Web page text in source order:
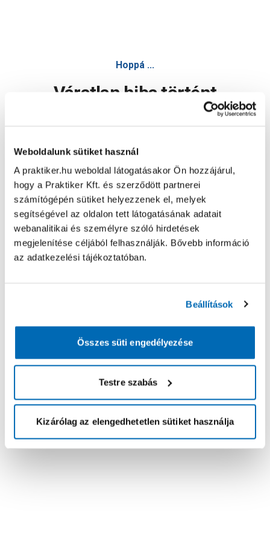
Weboldalunk sütiket használ
A praktiker.hu weboldal látogatásakor Ön hozzájárul,
hogy a Praktiker Kft. és szerződött partnerei
számítógépén sütiket helyezzenek el, melyek
segítségével az oldalon tett látogatásának adatait
webanalitikai és személyre szóló hirdetések
megjelenítése céljából felhasználják. Bővebb információ
az adatkezelési tájékoztatóban.
Beállítások
Összes süti engedélyezése
Testre szabás
Kizárólag az elengedhetetlen sütiket használja
Hoppá ...
Váratlan hiba történt
Oldal újratöltése